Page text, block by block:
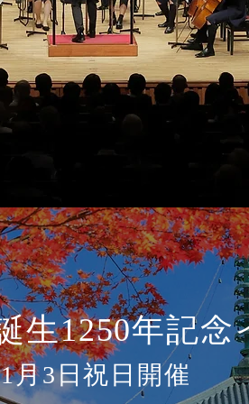
1250年記念
月3日祝日 ​開催